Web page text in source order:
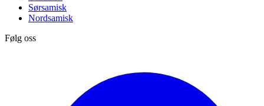
Sørsamisk
Nordsamisk
Følg oss